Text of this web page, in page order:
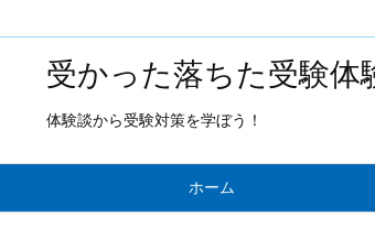
受かった落ちた受験体
体験談から受験対策を学ぼう！
ホーム